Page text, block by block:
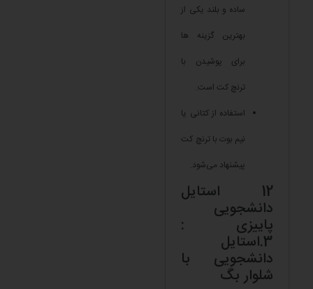
ساده و بلند یکی از
بهترین گزینه ها
برای پوشیدن با
ترنچ کت است.
استفاده از کتانی یا
نیم بوت با ترنچ کت
پیشنهاد می‌شود.
12 استایل
دانشجویی
پاییزی :
3.استایل
دانشجویی با
شلوار بگ